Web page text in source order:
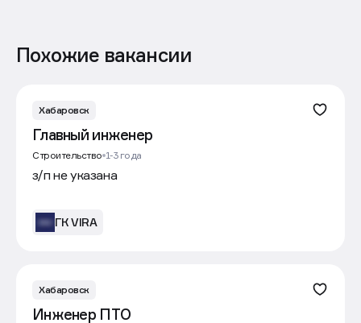
Похожие вакансии
Хабаровск
Главный инженер
Строительство 1-3 года
з/п не указана
ГК VIRA
Хабаровск
Инженер ПТО